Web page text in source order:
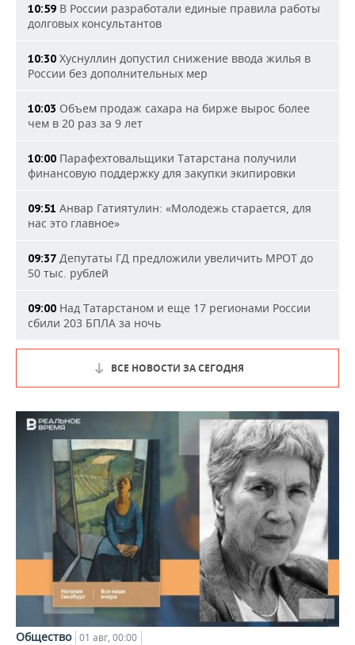
10:59 В России разработали единые правила работы
долговых консультантов
10:30 Хуснуллин допустил снижение ввода жилья в
России без дополнительных мер
10:03 Объем продаж сахара на бирже вырос более
чем в 20 раз за 9 лет
10:00 Парафехтовальщики Татарстана получили
финансовую поддержку для закупки экипировки
09:51 Анвар Гатиятулин: «Молодежь старается, для
нас это главное»
09:37 Депутаты ГД предложили увеличить МРОТ до
50 тыс. рублей
09:00 Над Татарстаном и еще 17 регионами России
сбили 203 БПЛА за ночь
ВСЕ НОВОСТИ ЗА СЕГОДНЯ
Общество 01 авг, 00:00